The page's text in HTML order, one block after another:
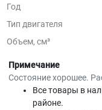
Год
Тип двигателя
Объем, см³
Примечание
Состояние хорошее.
Все товары в
районе.